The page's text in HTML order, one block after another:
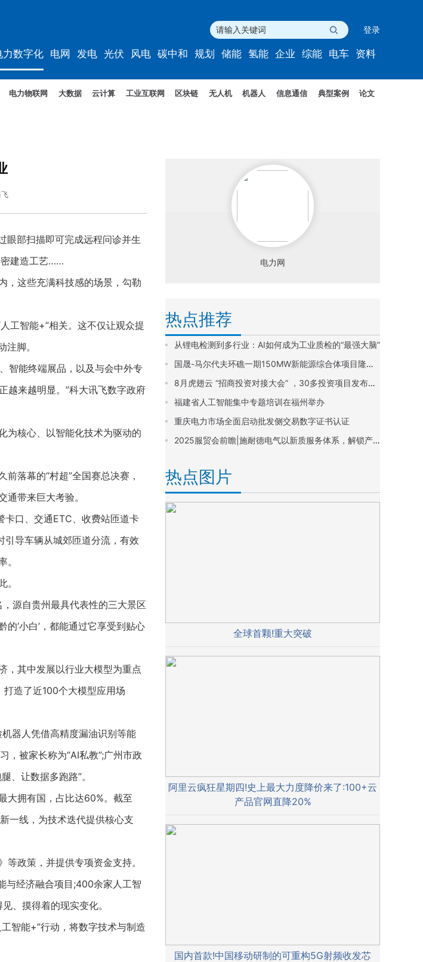
登录
力数字化 电网 发电 光伏 风电 碳中和 规划 储能 氢能 企业 综能 电车 资料
电力物联网 大数据 云计算 工业互联网 区块链 无人机 机器人 信息通信 典型案例 论文
部扫描即可完成远程问诊并生
密建造工艺……
这些充满科技感的场景，勾勒
工智能+”相关。这不仅让观众提
脚。
智能终端展品，以及与会中外专
越来越明显。”科大讯飞数字政府
核心、以智能化技术为驱动的
落幕的“村超”全国赛总决赛，
带来巨大考验。
口、交通ETC、收费站匝道卡
引导车辆从城郊匝道分流，有效
源自贵州最具代表性的三大景区
‘小白’，都能通过它享受到贴心
其中发展以行业大模型为重点
造了近100个大模型应用场
器人凭借高精度漏油识别等能
，被家长称为“AI私教”;广州市政
、让数据多跑路”。
拥有国，占比达60%。截至
一线，为技术迭代提供核心支
政策，并提供专项资金支持。
与经济融合项目;400余家人工智
、摸得着的现实变化。
智能+”行动，将数字技术与制造
电力网
热点推荐
从锂电检测到多行业：AI如何成为工业质检的“最强大脑”
国晟-马尔代夫环礁一期150MW新能源综合体项目隆重签约
8月虎翅云 “招商投资对接大会” ，30多投资项目发布，一批项目签约！
福建省人工智能集中专题培训在福州举办
重庆电力市场全面启动批发侧交易数字证书认证
2025服贸会前瞻|施耐德电气以新质服务体系，解锁产业转型新路径
热点图片
全球首颗!重大突破
阿里云疯狂星期四!史上最大力度降价来了:100+云
产品官网直降20%
国内首款!中国移动研制的可重构5G射频收发芯